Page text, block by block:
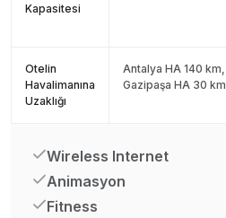
Kapasitesi
Otelin
Havalimanına
Uzaklığı
Antalya HA 140 km,
Gazipaşa HA 30 km
Wireless Internet
Animasyon
Fitness